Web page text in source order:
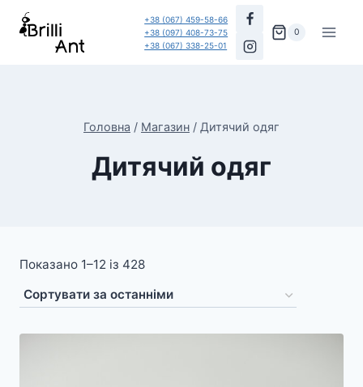
Перейти
+38 (067) 459-58-66
+38 (097) 408-73-75
+38 (067) 338-25-01
0
Головна / Магазин / Дитячий одяг
Дитячий одяг
Показано 1–12 із 428